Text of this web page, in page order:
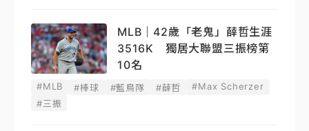
MLB｜42歲「老鬼」薛哲生涯
3516K 獨居大聯盟三振榜第
10名
#MLB #棒球 #藍鳥隊 #薛哲
#Max Scherzer
#三振